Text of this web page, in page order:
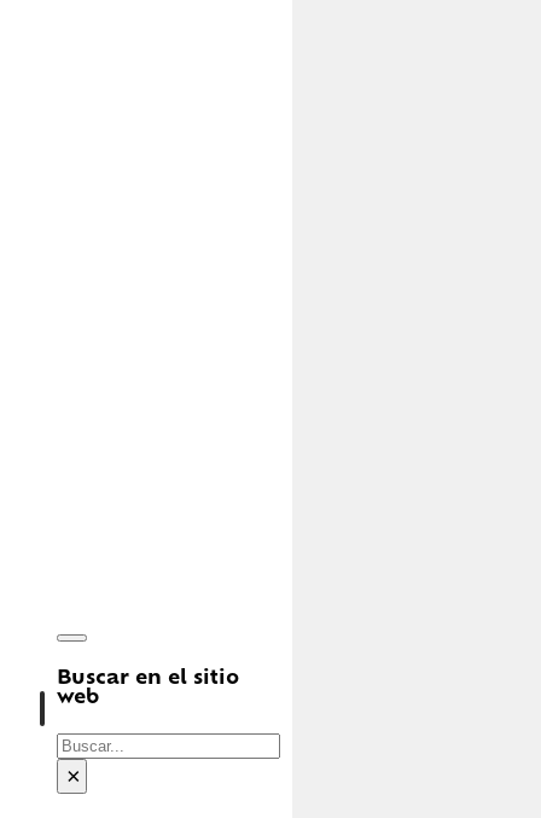
Buscar en el sitio
web
Buscar
×